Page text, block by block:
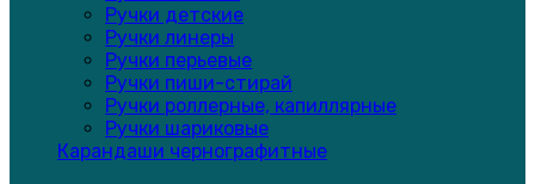
Ручки детские
Ручки линеры
Ручки перьевые
Ручки пиши-стирай
Ручки роллерные, капиллярные
Ручки шариковые
Карандаши чернографитные